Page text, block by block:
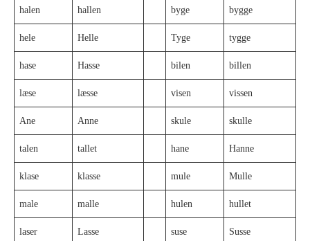
halen hallen byge bygge
hele Helle Tyge tygge
hase Hasse bilen billen
læse læsse visen vissen
Ane Anne skule skulle
talen tallet hane Hanne
klase klasse mule Mulle
male malle hulen hullet
laser Lasse suse Susse